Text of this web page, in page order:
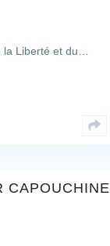
Liberté et du…
CAPOUCHINE